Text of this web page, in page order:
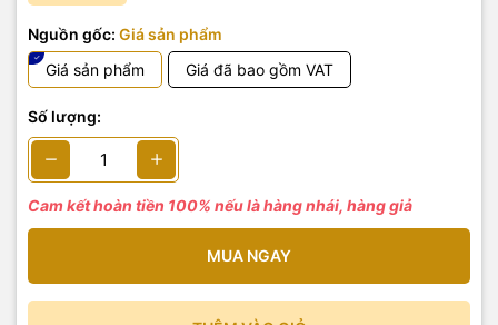
Nguồn gốc: Giá sản phẩm
Giá sản phẩm
Giá đã bao gồm VAT
Số lượng:
Cam kết hoàn tiền 100% nếu là hàng nhái, hàng giả
MUA NGAY